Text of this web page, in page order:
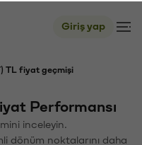
Giriş yap
TL fiyat geçmişi
Performansı
inceleyin.
dönüm noktalarını daha